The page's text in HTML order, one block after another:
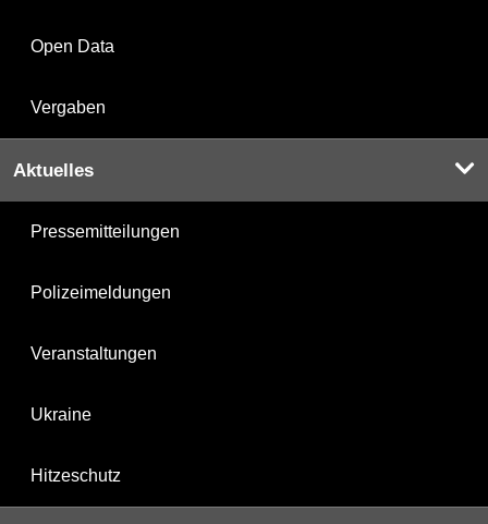
Open Data
Vergaben
Aktuelles
Pressemitteilungen
Polizeimeldungen
Veranstaltungen
Ukraine
Hitzeschutz